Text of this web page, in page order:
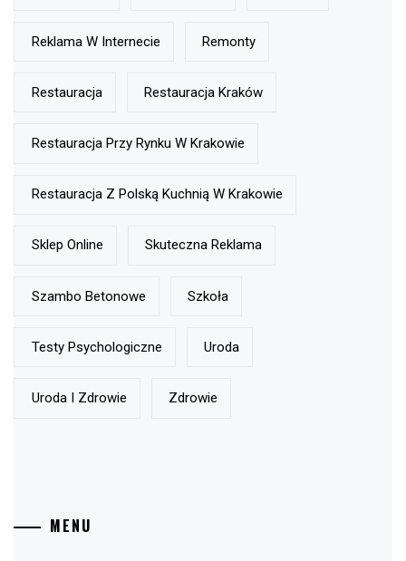
Reklama W Internecie Remonty
Restauracja Restauracja Kraków
Restauracja Przy Rynku W Krakowie
Restauracja Z Polską Kuchnią W Krakowie
Sklep Online Skuteczna Reklama
Szambo Betonowe Szkoła
Testy Psychologiczne Uroda
Uroda I Zdrowie Zdrowie
MENU